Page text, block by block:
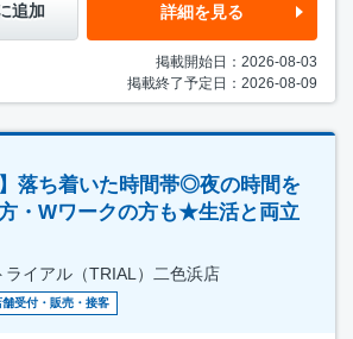
追加 詳細を見る
掲載開始日：2026-08-03
掲載終了予定日：2026-08-09
】落ち着いた時間帯◎夜の時間を
・Wワークの方も★生活と両立
ライアル（TRIAL）二色浜店
舗受付・販売・接客